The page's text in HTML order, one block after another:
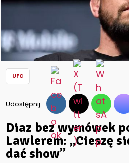
UFC
Udostępnij:
Diaz bez wymówek
Lawlerem: „Cieszę
dać show”